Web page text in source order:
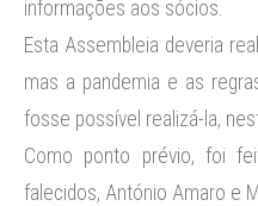
informações aos sócios.
Esta Assembleia deveria
mas a pandemia e as
fosse possível realizá-la,
Como ponto prévio, foi
falecidos, António Amaro e